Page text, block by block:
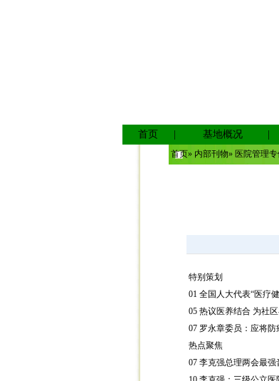
首页 基地概况
首页» 内部刊物» 医院管理
特别策划
01 全国人大代表“医疗
05 热议医养结合 为社
07 罗永章委员：应将
热点聚焦
07 李克强总理两会最